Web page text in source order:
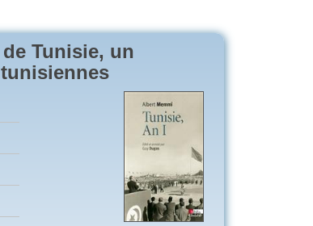
Tunisie, un